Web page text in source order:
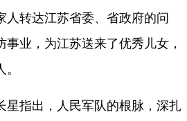
人转达江苏省委、省政府的问
业，为江苏送来了优秀儿女，
指出，人民军队的根脉，深扎